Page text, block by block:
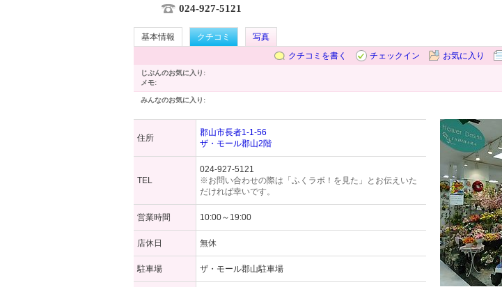
024-927-5121
基本情報 クチコミ
写真
クチコミを書く
チェックイン お気に入り
じぶんのお気に入り:
メモ:
みんなのお気に入り:
住所
郡山市長者1-1-56
ザ・モール郡山2階
TEL
024-927-5121
※お問い合わせの際は「ふくラボ！を見た」とお伝えいた
だければ幸いです。
営業時間 10:00～19:00
店休日 無休
駐車場 ザ・モール郡山駐車場